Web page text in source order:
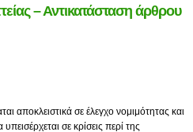
– Αντικατάσταση άρθρου
αποκλειστικά σε έλεγχο νομιμότητας και
σε κρίσεις περί της